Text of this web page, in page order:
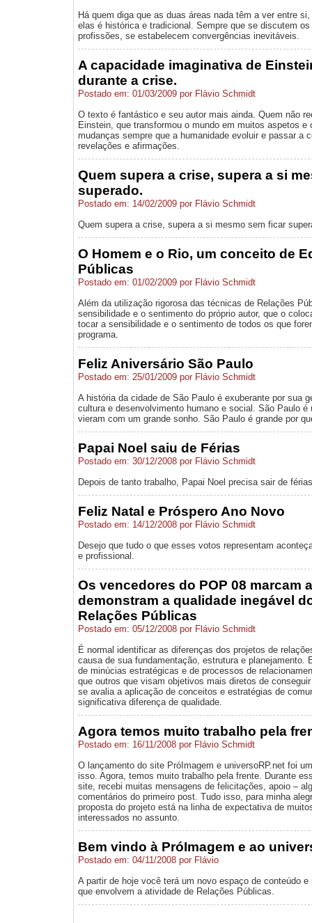
Há quem diga que as duas áreas nada têm a ver entre
elas é histórica e tradicional. Sempre que se discutem
profissões, se estabelecem convergências inevitáveis.
A capacidade imaginativa de
durante a crise.
Postado em: 01/03/2009 por Flávio Schmidt
O texto é fantástico e seu autor mais ainda. Quem não
Einstein, que transformou o mundo em muitos aspetos e
mudanças sempre que a humanidade evoluir e passar a
revelações e afirmações.
Quem supera a crise, supera a si
superado.
Postado em: 14/02/2009 por Flávio Schmidt
Quem supera a crise, supera a si mesmo sem ficar
O Homem e o Rio, um conceito de
Públicas
Postado em: 01/02/2009 por Flávio Schmidt
Além da utilização rigorosa das técnicas de Relações
sensibilidade e o sentimento do próprio autor, que o
tocar a sensibilidade e o sentimento de todos os que
programa.
Feliz Aniversário São Paulo
Postado em: 25/01/2009 por Flávio Schmidt
A história da cidade de São Paulo é exuberante por sua
cultura e desenvolvimento humano e social. São Paulo é
vieram com um grande sonho. São Paulo é grande por
Papai Noel saiu de Férias
Postado em: 30/12/2008 por Flávio Schmidt
Depois de tanto trabalho, Papai Noel precisa sair de
Feliz Natal e Próspero Ano Novo
Postado em: 14/12/2008 por Flávio Schmidt
Desejo que tudo o que esses votos representam
e profissional.
Os vencedores do POP 08 marcam
demonstram a qualidade inegável
Relações Públicas
Postado em: 05/12/2008 por Flávio Schmidt
É normal identificar as diferenças dos projetos de
causa de sua fundamentação, estrutura e planejamento.
de minúcias estratégicas e de processos de
que outros que visam objetivos mais diretos de
se avalia a aplicação de conceitos e estratégias de
significativa diferença de qualidade.
Agora temos muito trabalho pela
Postado em: 16/11/2008 por Flávio Schmidt
O lançamento do site PróImagem e universoRP.net foi
isso. Agora, temos muito trabalho pela frente. Durante
site, recebi muitas mensagens de felicitações, apoio –
comentários do primeiro post. Tudo isso, para minha
proposta do projeto está na linha de expectativa de
interessados no assunto.
Bem vindo à PróImagem e ao
Postado em: 04/11/2008 por Flávio
A partir de hoje você terá um novo espaço de conteúdo
que envolvem a atividade de Relações Públicas.